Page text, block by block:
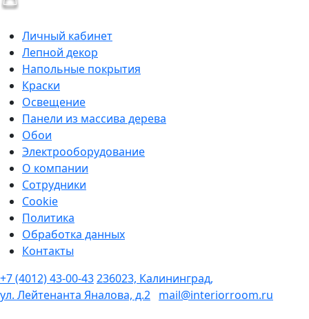
Личный кабинет
Лепной декор
Напольные покрытия
Краски
Освещение
Панели из массива дерева
Обои
Электрооборудование
О компании
Сотрудники
Cookie
Политика
Обработка данных
Контакты
+7 (4012) 43-00-43236023, Калининград,
ул. Лейтенанта Яналова, д.2 mail@interiorroom.ru